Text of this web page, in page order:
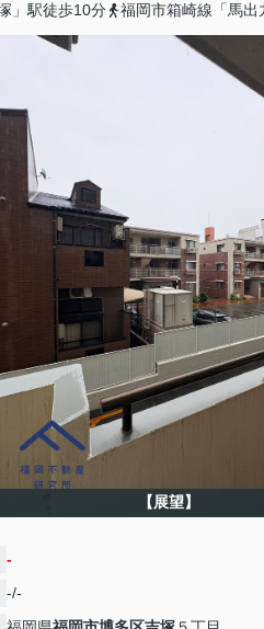
」駅徒歩10分
福岡市箱崎線「馬
【展望】
-
-/-